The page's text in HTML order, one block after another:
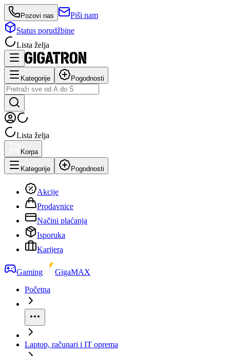
Pozovi nas
Piši nam
Status porudžbine
Lista želja
Kategorije Pogodnosti
Lista želja
Korpa
Kategorije Pogodnosti
Akcije
Prodavnice
Načini plaćanja
Isporuka
Karijera
Gaming
GigaMAX
Početna
Laptop, računari i IT oprema